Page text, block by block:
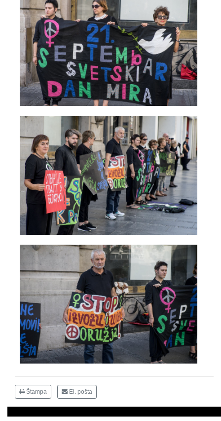
Štampa El. pošta